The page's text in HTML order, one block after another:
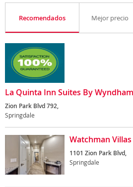
Recomendados Mejor precio
La Quinta Inn Suites By
Zion Park Blvd 792,
Springdale
Watchman Villas
1101 Zion Park Blvd,
Springdale